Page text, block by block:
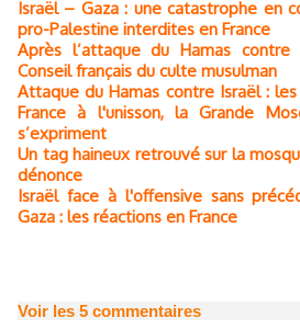
Israël – Gaza : une catastrophe en
pro-Palestine interdites en France
Après l’attaque du Hamas contre
Conseil français du culte musulman
Attaque du Hamas contre Israël :
France à l'unisson, la Grande
s’expriment
Un tag haineux retrouvé sur la
dénonce
Israël face à l'offensive sans
Gaza : les réactions en France
Voir les 5 commentaires